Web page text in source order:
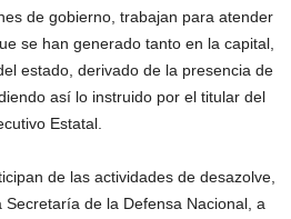
de gobierno, trabajan para atender
se han generado tanto en la capital,
estado, derivado de la presencia de
así lo instruido por el titular del
Estatal.
de las actividades de desazolve,
de la Defensa Nacional, a